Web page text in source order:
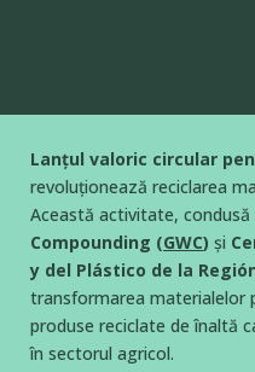
Lanțul valoric circular
revoluționează reciclarea
Această activitate, condusă
Compounding (GWC) și
y del Plástico de la
transformarea materialelor
produse reciclate de înaltă
în sectorul agricol.